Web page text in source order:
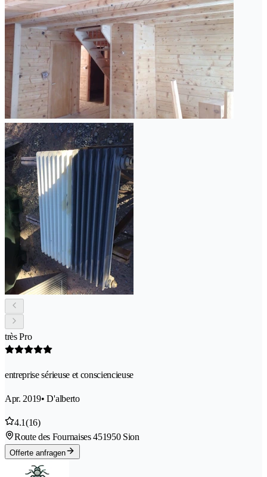
très Pro
entreprise sérieuse et consciencieuse
Apr. 2019• D'alberto
4.1(16)
Route des Fournaises 451950 Sion
Offerte anfragen